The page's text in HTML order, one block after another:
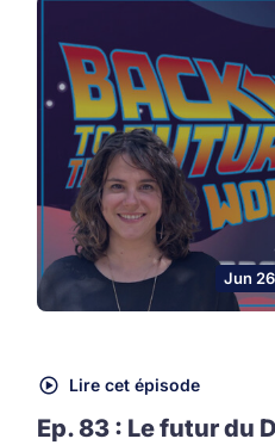
Jun
Lire cet épisode
Ep. 83 : Le futur du